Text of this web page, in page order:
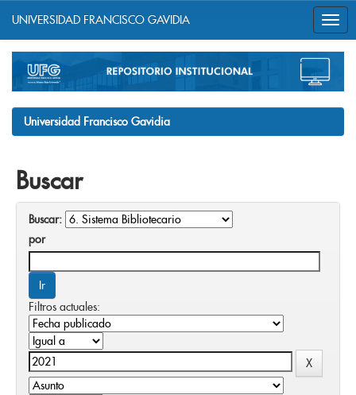
navigation
UNIVERSIDAD FRANCISCO GAVIDIA
Universidad Francisco Gavidia
Buscar
Buscar:
por
Filtros actuales: